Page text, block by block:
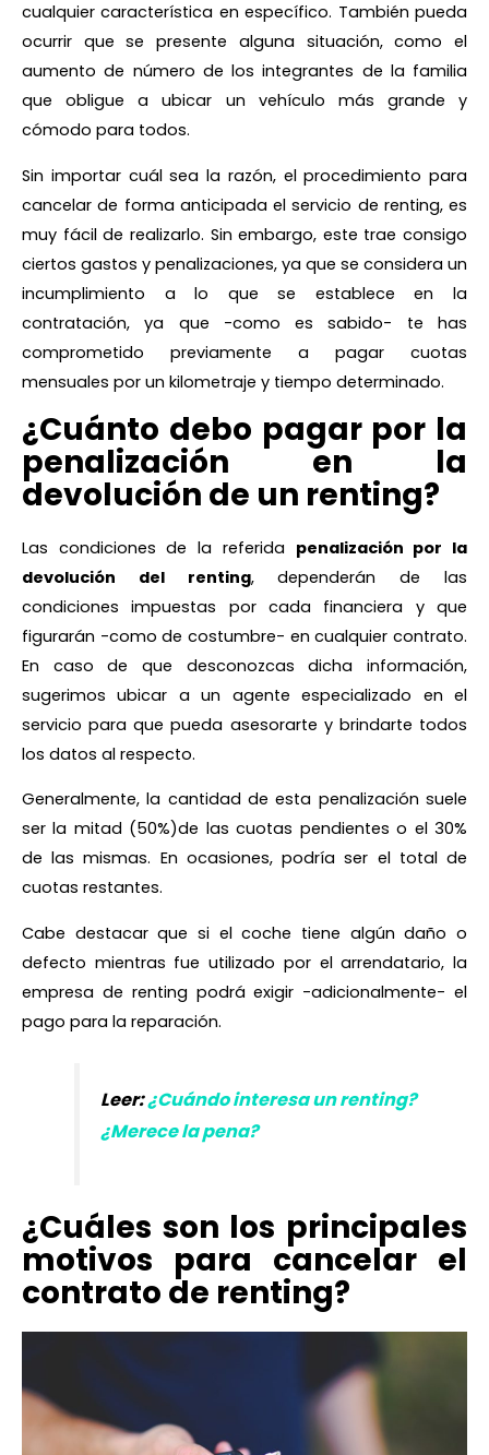
cualquier característica en específico. También pueda
ocurrir que se presente alguna situación, como el
aumento de número de los integrantes de la familia
que obligue a ubicar un vehículo más grande y
cómodo para todos.
Sin importar cuál sea la razón, el procedimiento para
cancelar de forma anticipada el servicio de renting, es
muy fácil de realizarlo. Sin embargo, este trae consigo
ciertos gastos y penalizaciones, ya que se considera un
incumplimiento a lo que se establece en la
contratación, ya que -como es sabido- te has
comprometido previamente a pagar cuotas
mensuales por un kilometraje y tiempo determinado.
¿Cuánto debo pagar por la
penalización en la
devolución de un renting?
Las condiciones de la referida penalización por la
devolución del renting, dependerán de las
condiciones impuestas por cada financiera y que
figurarán -como de costumbre- en cualquier contrato.
En caso de que desconozcas dicha información,
sugerimos ubicar a un agente especializado en el
servicio para que pueda asesorarte y brindarte todos
los datos al respecto.
Generalmente, la cantidad de esta penalización suele
ser la mitad (50%)de las cuotas pendientes o el 30%
de las mismas. En ocasiones, podría ser el total de
cuotas restantes.
Cabe destacar que si el coche tiene algún daño o
defecto mientras fue utilizado por el arrendatario, la
empresa de renting podrá exigir -adicionalmente- el
pago para la reparación.
Leer:¿Cuándo interesa un renting?
¿Merece la pena?
¿Cuáles son los principales
motivos para cancelar el
contrato de renting?